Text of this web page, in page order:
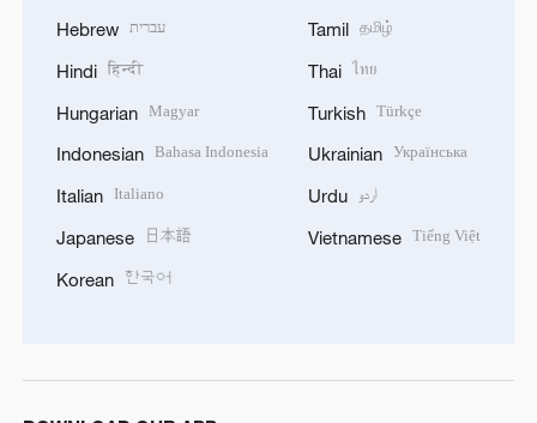
Hebrew עברית
Hindi हिन्दी
Hungarian Magyar
Indonesian Bahasa Indonesia
Italian Italiano
Japanese 日本語
Korean 한국어
Tamil தமிழ்
Thai ไทย
Turkish Türkçe
Ukrainian Українська
Urdu اردو
Vietnamese Tiếng Việt